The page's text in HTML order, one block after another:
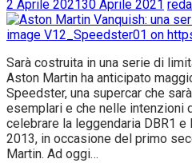
2 Aprile 202130 Aprile 2021
Sarà costruita in una serie di
Aston Martin ha anticipato
Speedster, una supercar che
esemplari e che nelle intenzioni
celebrare la leggendaria DBR1 e
2013, in occasione del primo
Martin. Ad oggi…